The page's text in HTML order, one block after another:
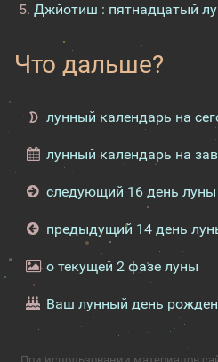
Джйотиш : пятнадцатый
Что дальше?
лунный календарь на
лунный календарь на
следующий 16 день луны
предыдущий 14 день
о текущей 2 фазе луны
Ваш лунный день